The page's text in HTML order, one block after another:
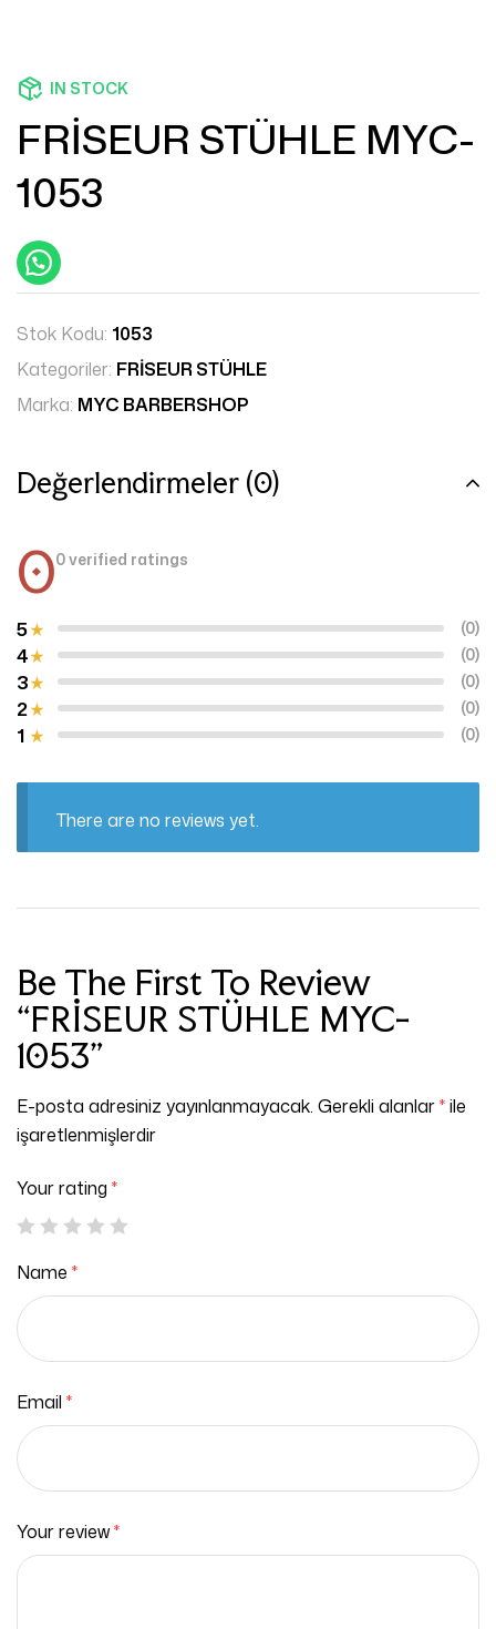
IN STOCK
FRİSEUR STÜHLE MYC-
1053
Stok Kodu: 1053
Kategoriler: FRİSEUR STÜHLE
Marka: MYC BARBERSHOP
Değerlendirmeler (0)
00 verified ratings
1 (0)
2 (0)
3 (0)
4 (0)
5 (0)
There are no reviews yet.
Be The First To Review
“FRİSEUR STÜHLE MYC-
1053”
E-posta adresiniz yayınlanmayacak. Gerekli alanlar*ile
işaretlenmişlerdir
Your rating *
Your review*
Name *
Email *